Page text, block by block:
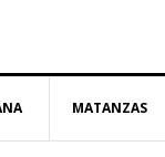
MATANZAS